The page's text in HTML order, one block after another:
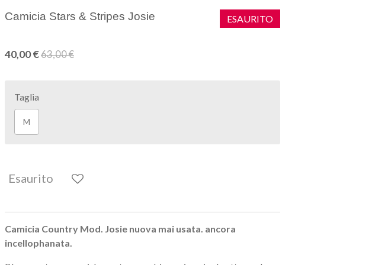
Camicia Stars & Stripes Josie ESAURITO
40,00 €63,00 €
Taglia
M
Esaurito
Camicia Country Mod. Josie nuova mai usata. ancora
incellophanata.